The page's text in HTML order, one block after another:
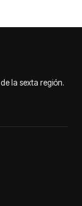
la sexta región.